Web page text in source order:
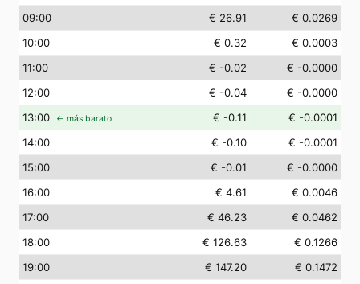
09:00 € 26.91
€ 0.0269
10:00 € 0.32
€ 0.0003
11:00 € -0.02
€ -0.0000
12:00 € -0.04
€ -0.0000
13:00 ← más barato € -0.11
€ -0.0001
14:00 € -0.10
€ -0.0001
15:00 € -0.01
€ -0.0000
16:00 € 4.61
€ 0.0046
17:00 € 46.23
€ 0.0462
18:00 € 126.63
€ 0.1266
19:00 € 147.20
€ 0.1472